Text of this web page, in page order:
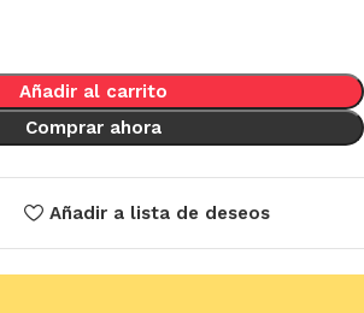
Añadir al carrito
Comprar ahora
Añadir a lista de deseos